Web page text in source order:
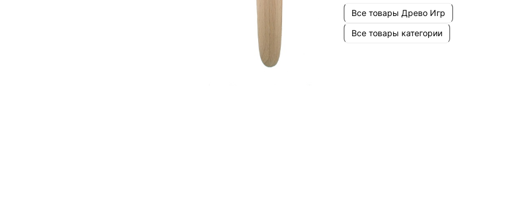
Все товары Древо Игр
Все товары категории